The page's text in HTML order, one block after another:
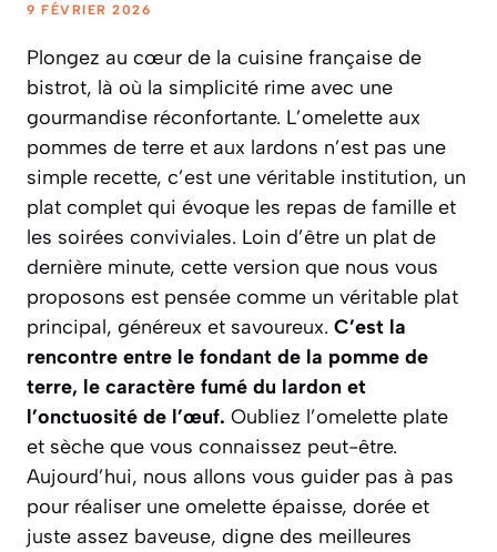
9 FÉVRIER 2026
Plongez au cœur de la cuisine française de
bistrot, là où la simplicité rime avec une
gourmandise réconfortante. L’omelette aux
pommes de terre et aux lardons n’est pas une
simple recette, c’est une véritable institution, un
plat complet qui évoque les repas de famille et
les soirées conviviales. Loin d’être un plat de
dernière minute, cette version que nous vous
proposons est pensée comme un véritable plat
principal, généreux et savoureux. C’est la
rencontre entre le fondant de la pomme de
terre, le caractère fumé du lardon et
l’onctuosité de l’œuf. Oubliez l’omelette plate
et sèche que vous connaissez peut-être.
Aujourd’hui, nous allons vous guider pas à pas
pour réaliser une omelette épaisse, dorée et
juste assez baveuse, digne des meilleures